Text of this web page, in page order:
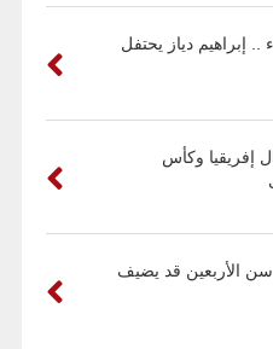
إبراهيم دياز يحتفل
وكأس
سن الأربعين قد يضيف